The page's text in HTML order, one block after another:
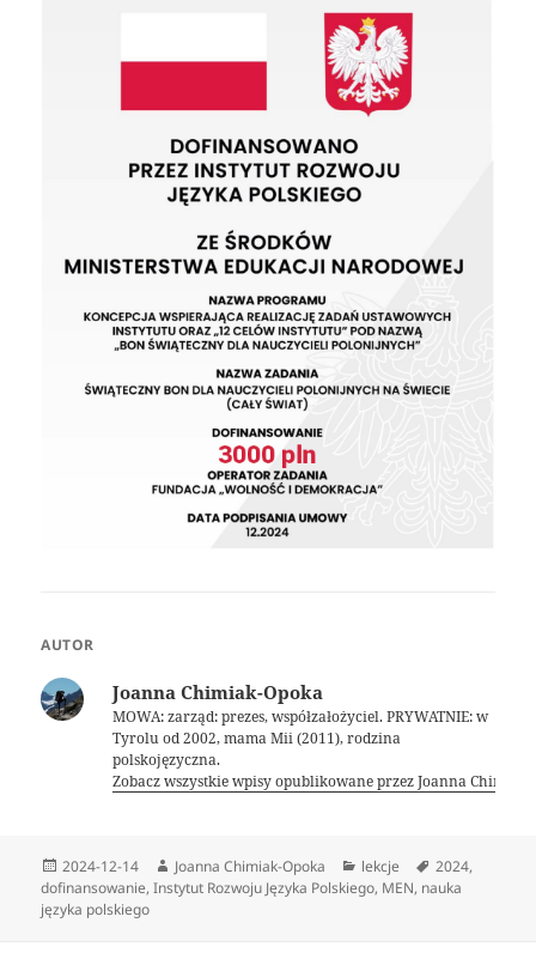
AUTOR
Joanna Chimiak-Opoka
MOWA: zarząd: prezes, współzałożyciel. PRYWATNIE: w
Tyrolu od 2002, mama Mii (2011), rodzina
polskojęzyczna.
Zobacz wszystkie wpisy opublikowane przez Joanna
Data
publikacji
2024-12-14 Autor
Joanna Chimiak-Opoka Kategorie
lekcje Tagi
2024,
dofinansowanie,Instytut Rozwoju Języka Polskiego, MEN, nauka
języka polskiego